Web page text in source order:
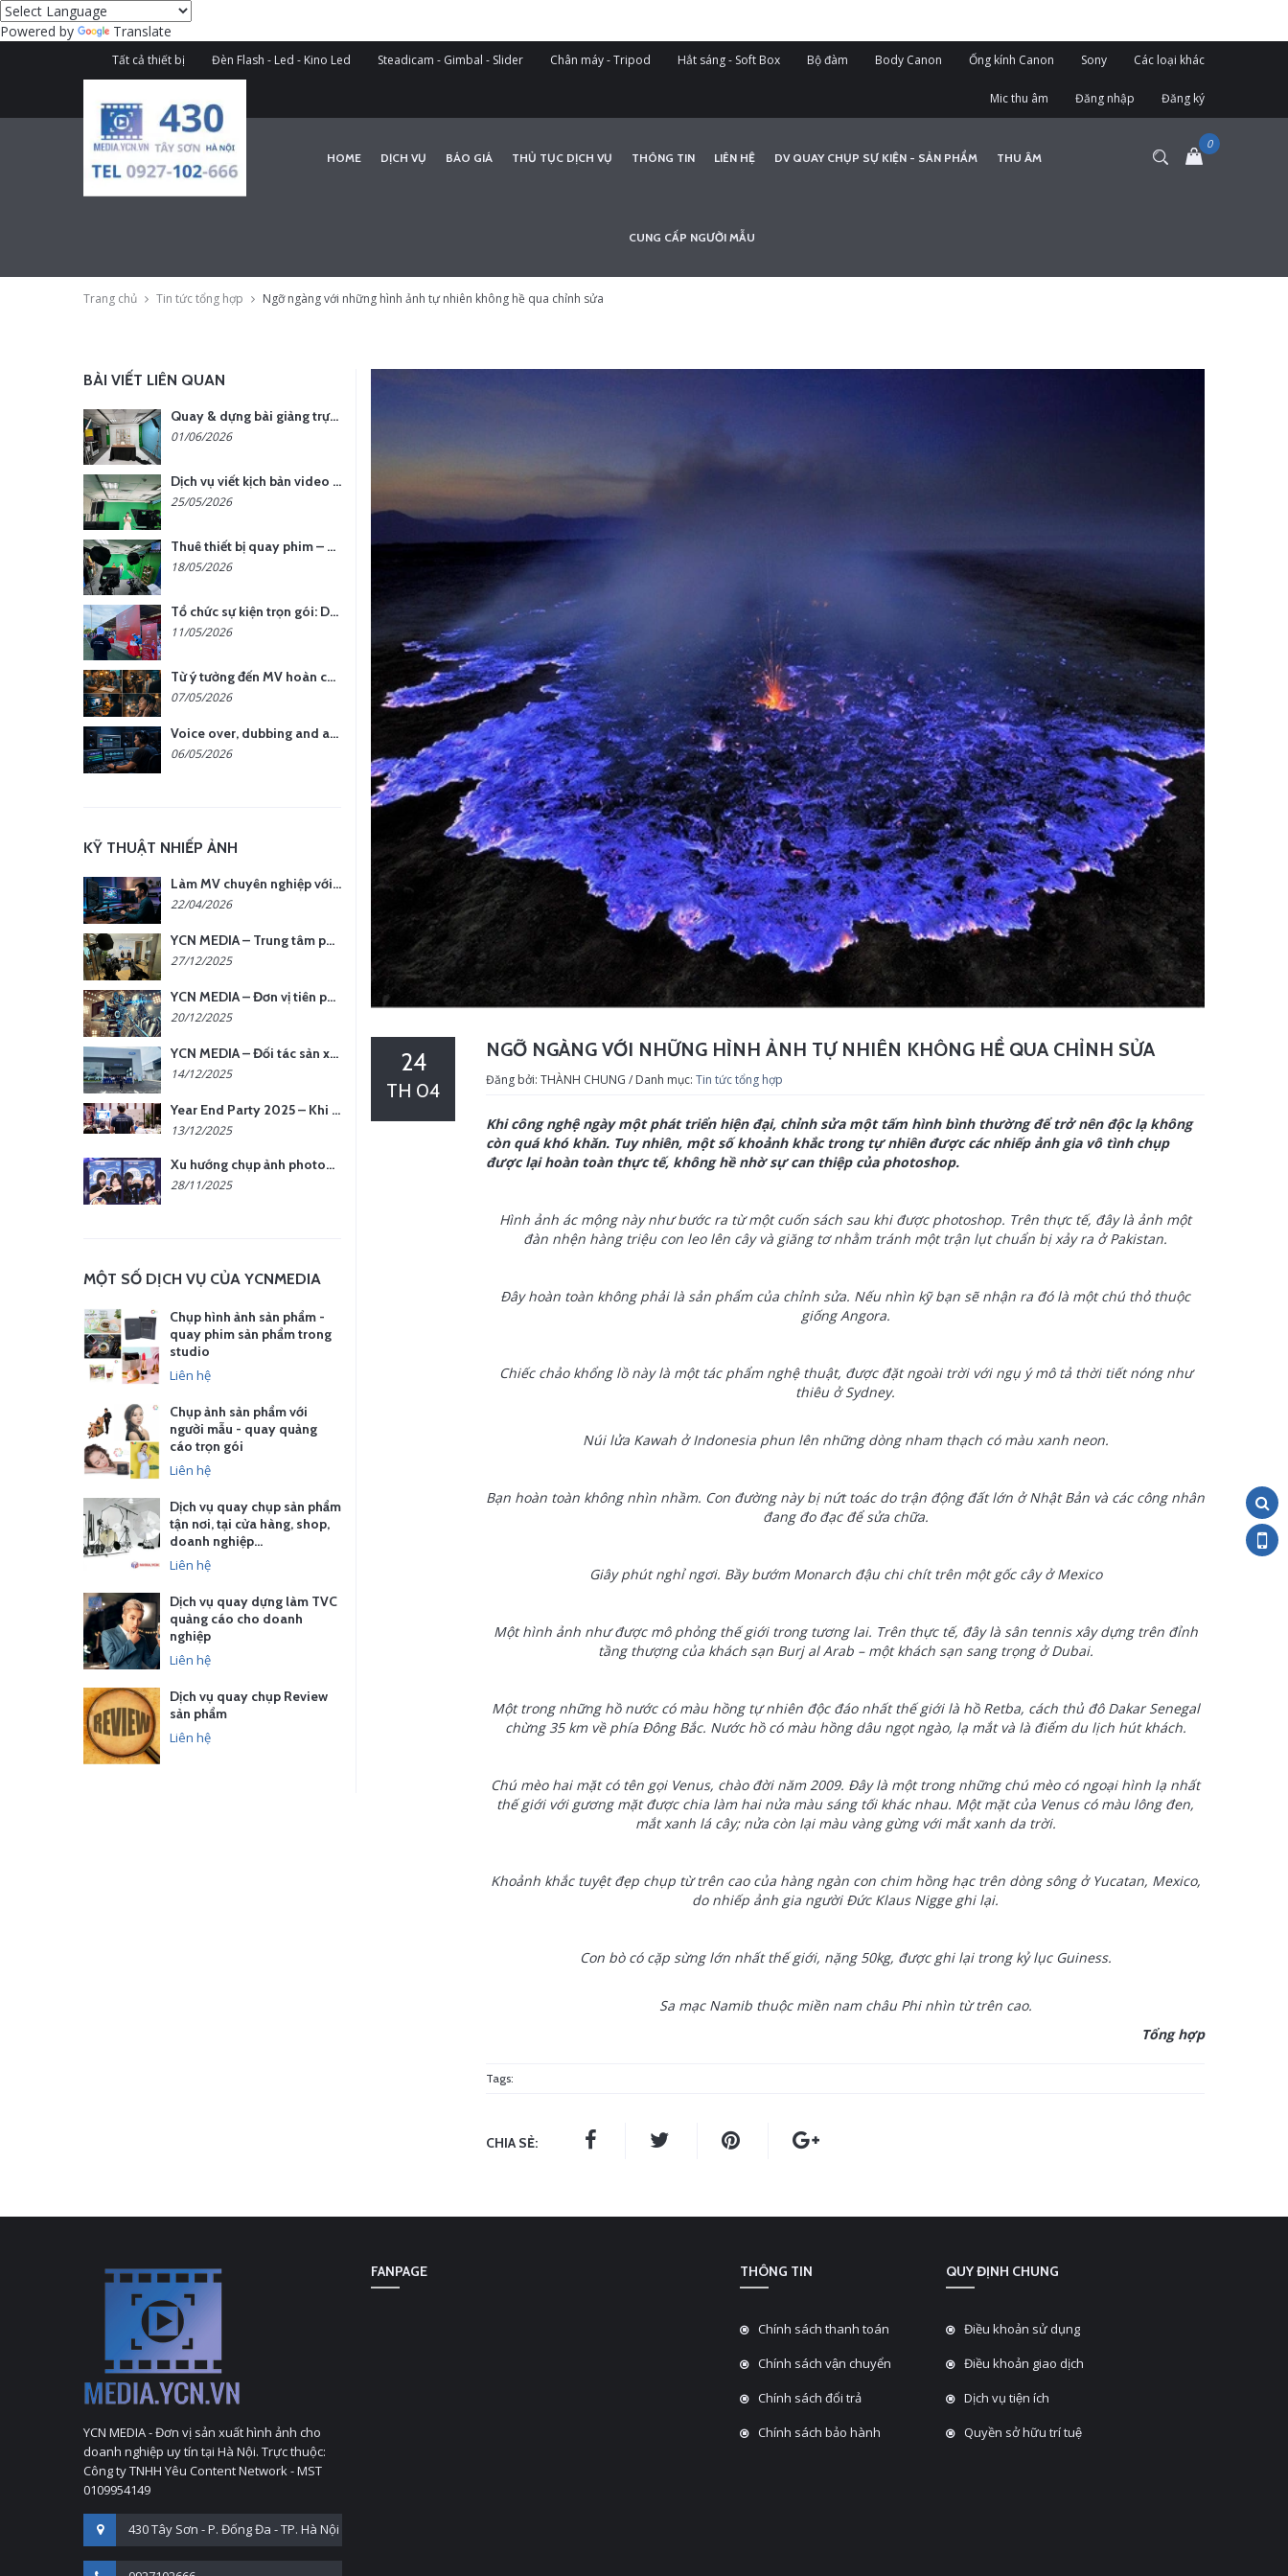
Powered by Translate
Tất cả thiết bị Đèn Flash - Led - Kino Led Steadicam - Gimbal - Slider Chân máy - Tripod Hắt sáng - Soft Box Bộ đàm Body Canon Ống kính Canon Sony Các loại khác
Mic thu âm Đăng nhập Đăng ký
HOME DỊCH VỤ BÁO GIÁ THỦ TỤC DỊCH VỤ THÔNG TIN LIÊN HỆ DV QUAY CHỤP SỰ KIỆN - SẢN PHẨM THU ÂM
CUNG CẤP NGƯỜI MẪU
Trang chủ Tin tức tổng hợp Ngỡ ngàng với những hình ảnh tự nhiên không hề qua chỉnh sửa
NGỠ NGÀNG VỚI NHỮNG HÌNH ẢNH TỰ NHIÊN KHÔNG HỀ QUA CHỈNH SỬA
24
TH 04 Đăng bởi: THÀNH CHUNG / Danh mục: Tin tức tổng hợp
Khi công nghệ ngày một phát triển hiện đại, chỉnh sửa một tấm hình bình thường để trở nên độc lạ không
còn quá khó khăn. Tuy nhiên, một số khoảnh khắc trong tự nhiên được các nhiếp ảnh gia vô tình chụp
được lại hoàn toàn thực tế, không hề nhờ sự can thiệp của photoshop.
​Hình ảnh ác mộng này như bước ra từ một cuốn sách sau khi được photoshop. Trên thực tế, đây là ảnh một
đàn nhện hàng triệu con leo lên cây và giăng tơ nhằm tránh một trận lụt chuẩn bị xảy ra ở Pakistan.
Đây hoàn toàn không phải là sản phẩm của chỉnh sửa. Nếu nhìn kỹ bạn sẽ nhận ra đó là một chú thỏ thuộc
giống Angora.
Chiếc chảo khổng lồ này là một tác phẩm nghệ thuật, được đặt ngoài trời với ngụ ý mô tả thời tiết nóng như
thiêu ở Sydney.
Núi lửa Kawah ở Indonesia phun lên những dòng nham thạch có màu xanh neon.
Bạn hoàn toàn không nhìn nhầm. Con đường này bị nứt toác do trận động đất lớn ở Nhật Bản và các công nhân
đang đo đạc để sửa chữa.
Giây phút nghỉ ngơi. Bầy bướm Monarch đậu chi chít trên một gốc cây ở Mexico
Một hình ảnh như được mô phỏng thế giới trong tương lai. Trên thực tế, đây là sân tennis xây dựng trên đỉnh
tầng thượng của khách sạn Burj al Arab – một khách sạn sang trọng ở Dubai.
Một trong những hồ nước có màu hồng tự nhiên độc đáo nhất thế giới là hồ Retba, cách thủ đô Dakar Senegal
chừng 35 km về phía Đông Bắc. Nước hồ có màu hồng dâu ngọt ngào, lạ mắt và là điểm du lịch hút khách.
Chú mèo hai mặt có tên gọi Venus, chào đời năm 2009. Đây là một trong những chú mèo có ngoại hình lạ nhất
thế giới với gương mặt được chia làm hai nửa màu sáng tối khác nhau. Một mặt của Venus có màu lông đen,
mắt xanh lá cây; nửa còn lại màu vàng gừng với mắt xanh da trời.
Khoảnh khắc tuyệt đẹp chụp từ trên cao của hàng ngàn con chim hồng hạc trên dòng sông ở Yucatan, Mexico,
do nhiếp ảnh gia người Đức Klaus Nigge ghi lại.
Con bò có cặp sừng lớn nhất thế giới, nặng 50kg, được ghi lại trong kỷ lục Guiness.
Sa mạc Namib thuộc miền nam châu Phi nhìn từ trên cao.
Tổng hợp
Tags:
CHIA SẺ:
BÀI VIẾT LIÊN QUAN
Quay & dựng bài giảng trực tuyến – Xu hướng đào tạo thời đại số
01/06/2026
Dịch vụ viết kịch bản video – Bước quan trọng quyết định thành công nội dung
25/05/2026
Thuê thiết bị quay phim – chụp ảnh: Giải pháp tối ưu chi phí cho doanh nghiệp
18/05/2026
Tổ chức sự kiện trọn gói: Doanh nghiệp được gì khi chọn đơn vị chuyên nghiệp?
11/05/2026
Từ ý tưởng đến MV hoàn chỉnh: giải pháp trọn gói tại YCN Media
07/05/2026
Voice over, dubbing and audio production services in Vietnam for global content
06/05/2026
KỸ THUẬT NHIẾP ẢNH
Làm MV chuyên nghiệp với chi phí tối ưu: nên chọn quay thực tế hay video AI?
22/04/2026
YCN MEDIA – Trung tâm phụ kiện quay chụp tại Hà Nội
27/12/2025
YCN MEDIA – Đơn vị tiên phong sản xuất hình ảnh & âm thanh bằng AI tại Hà Nội
20/12/2025
YCN MEDIA – Đối tác sản xuất hình ảnh chuyên nghiệp cho doanh nghiệp tại Hà Nội
14/12/2025
Year End Party 2025 – Khi Khoảnh Khắc Trở Thành Dấu Ấn | Gói Ưu Đãi Tháng 12 Từ YCN Media
13/12/2025
Xu hướng chụp ảnh photobooth tại các sự kiện hiện nay
28/11/2025
MỘT SỐ DỊCH VỤ CỦA YCNMEDIA
Chụp hình ảnh sản phẩm -
quay phim sản phẩm trong
studio
Liên hệ
Chụp ảnh sản phẩm với
người mẫu - quay quảng
cáo trọn gói
Liên hệ
Dịch vụ quay chụp sản phẩm
tận nơi, tại cửa hàng, shop,
doanh nghiệp…
Liên hệ
Dịch vụ quay dựng làm TVC
quảng cáo cho doanh
nghiệp
Liên hệ
Dịch vụ quay chụp Review
sản phẩm
Liên hệ
YCN MEDIA - Đơn vị sản xuất hình ảnh cho
doanh nghiệp uy tín tại Hà Nội. Trực thuộc:
Công ty TNHH Yêu Content Network - MST
0109954149
430 Tây Sơn - P. Đống Đa - TP. Hà Nội
FANPAGE THÔNG TIN
Chính sách thanh toán
Chính sách vận chuyển
Chính sách đổi trả
Chính sách bảo hành
QUY ĐỊNH CHUNG
Điều khoản sử dụng
Điều khoản giao dịch
Dịch vụ tiện ích
Quyền sở hữu trí tuệ